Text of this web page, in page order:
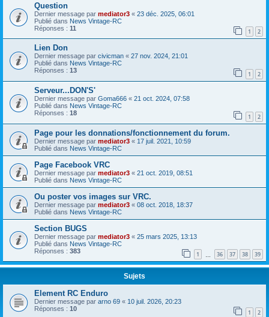
Question
Dernier message par mediator3 « 23 déc. 2025, 06:01
Publié dans News Vintage-RC
Réponses : 11 1 2
Lien Don
Dernier message par civicman « 27 nov. 2024, 21:01
Publié dans News Vintage-RC
Réponses : 13 1 2
Serveur...DON'S'
Dernier message par Goma666 « 21 oct. 2024, 07:58
Publié dans News Vintage-RC
Réponses : 18 1 2
Page pour les donnations/fonctionnement du forum.
Dernier message par mediator3 « 17 juil. 2021, 10:59
Publié dans News Vintage-RC
Page Facebook VRC
Dernier message par mediator3 « 21 oct. 2019, 08:51
Publié dans News Vintage-RC
Ou poster vos images sur VRC.
Dernier message par mediator3 « 08 oct. 2018, 18:37
Publié dans News Vintage-RC
Section BUGS
Dernier message par mediator3 « 25 mars 2025, 13:13
Publié dans News Vintage-RC
Réponses : 383 1 36 37 38 39
Sujets
Element RC Enduro
Dernier message par arno 69 « 10 juil. 2026, 20:23
Réponses : 10 1 2